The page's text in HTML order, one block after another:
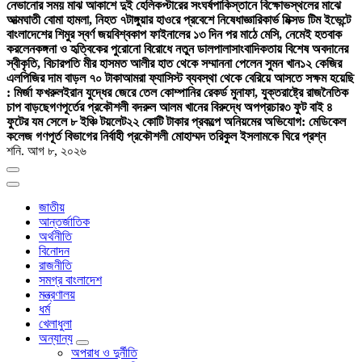
নেভানোর সময় মাঝ আকাশে দুই হেলিকপ্টারের সংঘর্ষপাকিস্তানে বিক্ষোভস্থলের মাঝে
আত্মঘাতী বোমা হামলা, নিহত ৭টাঙ্গুয়ার হাওরে প্রবেশে নিষেধাজ্ঞারিকার্ভ মিক্সড টিম ইভেন্টে
বাংলাদেশের শিমুর স্বর্ণ জয়বিশ্বকাপ ফাইনালের ১৩ দিন পর মাঠে মেসি, নেমেই হতবাক
করলেনকঙ্গনা ও হৃত্বিকের পুরোনো বিরোধে নতুন ডালপালাসাংবাদিকতায় বিশেষ অবদানের
স্বীকৃতি, বিচারপতি মীর হাসমত আলীর হাত থেকে সম্মাননা পেলেন সুমন খান১২ কেজির
এলপিজির দাম বাড়ল ৭০ টাকাআমরা ফ্যাসিস্ট ব্যবস্থা থেকে বেরিয়ে আসতে সক্ষম হয়েছি
: মির্জা ফখরুলইরান যুদ্ধের জেরে তেল কোম্পানির রেকর্ড মুনাফা, যুক্তরাষ্ট্রে রাজনৈতিক
চাপ বাড়ছেগণপূর্তের প্রকৌশলী বদরুল আলম খানের বিরুদ্ধে অপপ্রচার৩ ফুট বাই ৪
ফুটের যম সেলে ৮ ইঞ্চি টয়লেট২২ কোটি টাকার প্রকল্পে অনিয়মের অভিযোগ: মেডিকেল
কলেজ গণপূর্ত বিভাগের নির্বাহী প্রকৌশলী মোহাম্মদ তরিকুল ইসলামকে ঘিরে প্রশ্ন
শনি. আগ ৮, ২০২৬
জাতীয়
আন্তর্জাতিক
অর্থনীতি
বিনোদন
রাজনীতি
সমগ্র বাংলাদেশ
মন্ত্রণালয়
ধর্ম
খেলাধুলা
অন্যান্য
অপরাধ ও দুর্নীতি